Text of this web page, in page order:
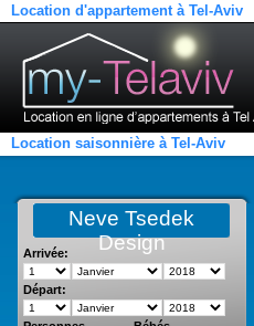
Location d'appartement à Tel-Aviv
Location saisonnière à Tel-Aviv
Neve Tsedek
Design
Arrivée:
Départ: